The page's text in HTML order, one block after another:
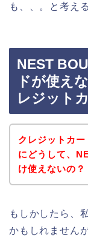
も、、。と考え
NEST
ドが使え
レジット
クレジットカ
にどうして、
け使えないの？
もしかしたら、
かもしれません